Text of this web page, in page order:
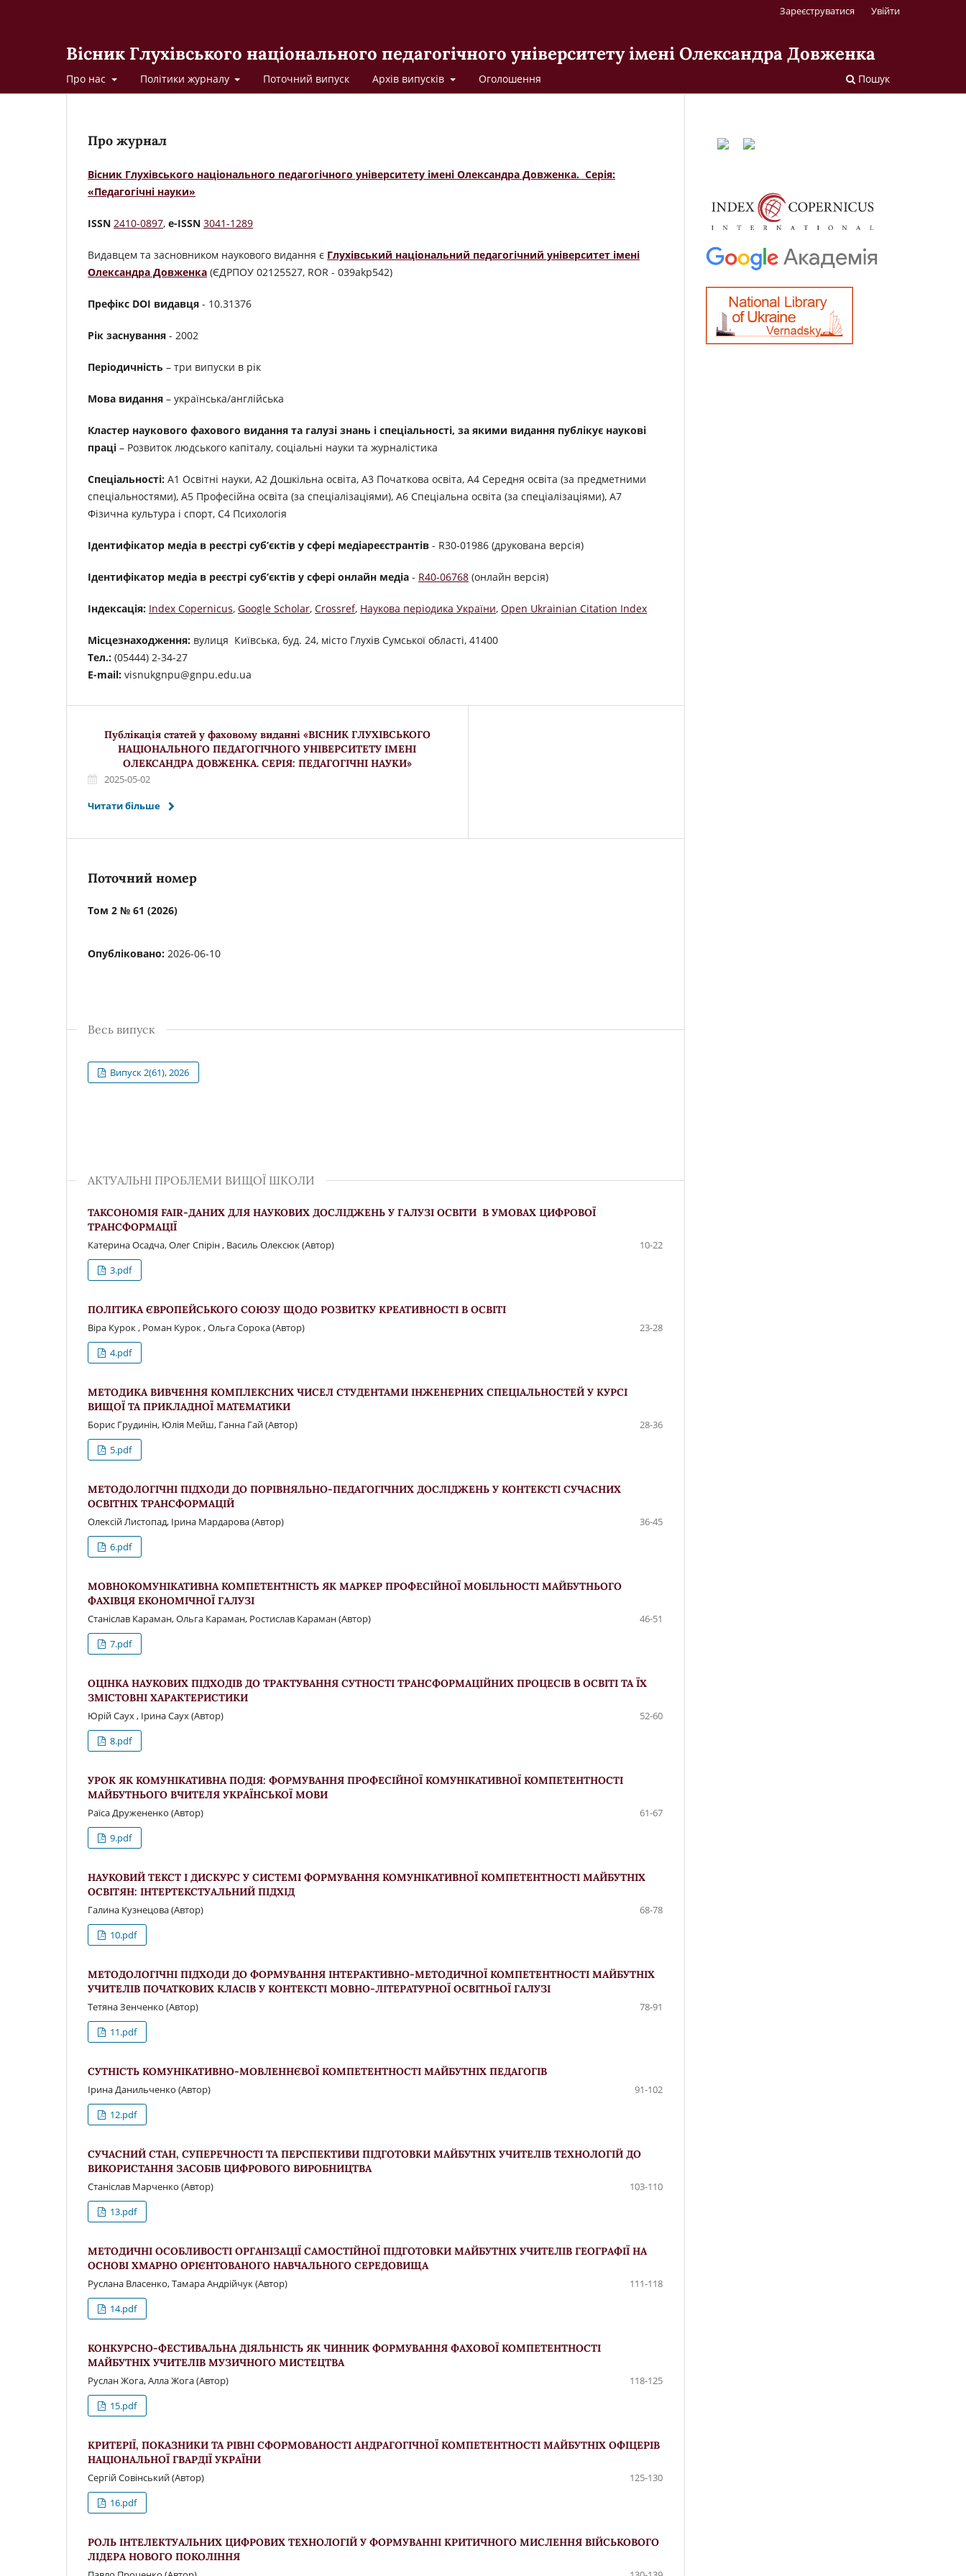
Вісник Глухівського національного педагогічного університету імені Олександра Довженка
Про нас Політики журналу Поточний випуск Архів випусків Оголошення Пошук
Зареєструватися Увійти
Про журнал
Вісник Глухівського національного педагогічного університету імені Олександра Довженка. Серія:
«Педагогічні науки»
ISSN 2410-0897, e-ISSN 3041-1289
Видавцем та засновником наукового видання є Глухівський національний педагогічний університет імені
Олександра Довженка (ЄДРПОУ 02125527, ROR - 039akp542)
Префікс DOI видавця - 10.31376
Рік заснування - 2002
Періодичність – три випуски в рік
Мова видання – українська/англійська
Кластер наукового фахового видання та галузі знань і спеціальності, за якими видання публікує наукові
праці – Розвиток людського капіталу, соціальні науки та журналістика
Спеціальності: А1 Освітні науки, А2 Дошкільна освіта, А3 Початкова освіта, А4 Середня освіта (за предметними
спеціальностями), А5 Професійна освіта (за спеціалізаціями), А6 Спеціальна освіта (за спеціалізаціями), А7
Фізична культура і спорт, C4 Психологія
Ідентифікатор медіа в реєстрі суб’єктів у сфері медіареєстрантів - R30-01986 (друкована версія)
Ідентифікатор медіа в реєстрі суб’єктів у сфері онлайн медіа - R40-06768 (онлайн версія)
Індексація: Index Copernicus, Google Scholar, Crossref, Наукова періодика України, Open Ukrainian Citation Index
Місцезнаходження: вулиця Київська, буд. 24, місто Глухів Сумської області, 41400
Тел.: (05444) 2-34-27
E-mail: visnukgnpu@gnpu.edu.ua
Публікація статей у фаховому виданні «ВІСНИК ГЛУХІВСЬКОГО
НАЦІОНАЛЬНОГО ПЕДАГОГІЧНОГО УНІВЕРСИТЕТУ ІМЕНІ
ОЛЕКСАНДРА ДОВЖЕНКА. СЕРІЯ: ПЕДАГОГІЧНІ НАУКИ»
2025-05-02
Читати більше
Поточний номер
Том 2 № 61 (2026)
Опубліковано: 2026-06-10
Весь випуск
Випуск 2(61), 2026
АКТУАЛЬНІ ПРОБЛЕМИ ВИЩОЇ ШКОЛИ
ТАКСОНОМІЯ FAIR-ДАНИХ ДЛЯ НАУКОВИХ ДОСЛІДЖЕНЬ У ГАЛУЗІ ОСВІТИ В УМОВАХ ЦИФРОВОЇ
ТРАНСФОРМАЦІЇ
Катерина Осадча, Олег Спірін , Василь Олексюк (Автор)
10-22
3.pdf
ПОЛІТИКА ЄВРОПЕЙСЬКОГО СОЮЗУ ЩОДО РОЗВИТКУ КРЕАТИВНОСТІ В ОСВІТІ
Віра Курок , Роман Курок , Ольга Сорока (Автор)
23-28
4.pdf
МЕТОДИКА ВИВЧЕННЯ КОМПЛЕКСНИХ ЧИСЕЛ СТУДЕНТАМИ ІНЖЕНЕРНИХ СПЕЦІАЛЬНОСТЕЙ У КУРСІ
ВИЩОЇ ТА ПРИКЛАДНОЇ МАТЕМАТИКИ
Борис Грудинін, Юлія Мейш, Ганна Гай (Автор)
28-36
5.pdf
МЕТОДОЛОГІЧНІ ПІДХОДИ ДО ПОРІВНЯЛЬНО-ПЕДАГОГІЧНИХ ДОСЛІДЖЕНЬ У КОНТЕКСТІ СУЧАСНИХ
ОСВІТНІХ ТРАНСФОРМАЦІЙ
Олексій Листопад, Ірина Мардарова (Автор)
36-45
6.pdf
МОВНОКОМУНІКАТИВНА КОМПЕТЕНТНІСТЬ ЯК МАРКЕР ПРОФЕСІЙНОЇ МОБІЛЬНОСТІ МАЙБУТНЬОГО
ФАХІВЦЯ ЕКОНОМІЧНОЇ ГАЛУЗІ
Станіслав Караман, Ольга Караман, Ростислав Караман (Автор)
46-51
7.pdf
ОЦІНКА НАУКОВИХ ПІДХОДІВ ДО ТРАКТУВАННЯ СУТНОСТІ ТРАНСФОРМАЦІЙНИХ ПРОЦЕСІВ В ОСВІТІ ТА ЇХ
ЗМІСТОВНІ ХАРАКТЕРИСТИКИ
Юрій Саух , Ірина Саух (Автор)
52-60
8.pdf
УРОК ЯК КОМУНІКАТИВНА ПОДІЯ: ФОРМУВАННЯ ПРОФЕСІЙНОЇ КОМУНІКАТИВНОЇ КОМПЕТЕНТНОСТІ
МАЙБУТНЬОГО ВЧИТЕЛЯ УКРАЇНСЬКОЇ МОВИ
Раїса Дружененко (Автор)
61-67
9.pdf
НАУКОВИЙ ТЕКСТ І ДИСКУРС У СИСТЕМІ ФОРМУВАННЯ КОМУНІКАТИВНОЇ КОМПЕТЕНТНОСТІ МАЙБУТНІХ
ОСВІТЯН: ІНТЕРТЕКСТУАЛЬНИЙ ПІДХІД
Галина Кузнецова (Автор)
68-78
10.pdf
МЕТОДОЛОГІЧНІ ПІДХОДИ ДО ФОРМУВАННЯ ІНТЕРАКТИВНО-МЕТОДИЧНОЇ КОМПЕТЕНТНОСТІ МАЙБУТНІХ
УЧИТЕЛІВ ПОЧАТКОВИХ КЛАСІВ У КОНТЕКСТІ МОВНО-ЛІТЕРАТУРНОЇ ОСВІТНЬОЇ ГАЛУЗІ
Тетяна Зенченко (Автор)
78-91
11.pdf
СУТНІСТЬ КОМУНІКАТИВНО-МОВЛЕННЄВОЇ КОМПЕТЕНТНОСТІ МАЙБУТНІХ ПЕДАГОГІВ
Ірина Данильченко (Автор)
91-102
12.pdf
СУЧАСНИЙ СТАН, СУПЕРЕЧНОСТІ ТА ПЕРСПЕКТИВИ ПІДГОТОВКИ МАЙБУТНІХ УЧИТЕЛІВ ТЕХНОЛОГІЙ ДО
ВИКОРИСТАННЯ ЗАСОБІВ ЦИФРОВОГО ВИРОБНИЦТВА
Станіслав Марченко (Автор)
103-110
13.pdf
МЕТОДИЧНІ ОСОБЛИВОСТІ ОРГАНІЗАЦІЇ САМОСТІЙНОЇ ПІДГОТОВКИ МАЙБУТНІХ УЧИТЕЛІВ ГЕОГРАФІЇ НА
ОСНОВІ ХМАРНО ОРІЄНТОВАНОГО НАВЧАЛЬНОГО СЕРЕДОВИЩА
Руслана Власенко, Тамара Андрійчук (Автор)
111-118
14.pdf
КОНКУРСНО-ФЕСТИВАЛЬНА ДІЯЛЬНІСТЬ ЯК ЧИННИК ФОРМУВАННЯ ФАХОВОЇ КОМПЕТЕНТНОСТІ
МАЙБУТНІХ УЧИТЕЛІВ МУЗИЧНОГО МИСТЕЦТВА
Руслан Жога, Алла Жога (Автор)
118-125
15.pdf
КРИТЕРІЇ, ПОКАЗНИКИ ТА РІВНІ СФОРМОВАНОСТІ АНДРАГОГІЧНОЇ КОМПЕТЕНТНОСТІ МАЙБУТНІХ ОФІЦЕРІВ
НАЦІОНАЛЬНОЇ ГВАРДІЇ УКРАЇНИ
Сергій Совінський (Автор)
125-130
16.pdf
РОЛЬ ІНТЕЛЕКТУАЛЬНИХ ЦИФРОВИХ ТЕХНОЛОГІЙ У ФОРМУВАННІ КРИТИЧНОГО МИСЛЕННЯ ВІЙСЬКОВОГО
ЛІДЕРА НОВОГО ПОКОЛІННЯ